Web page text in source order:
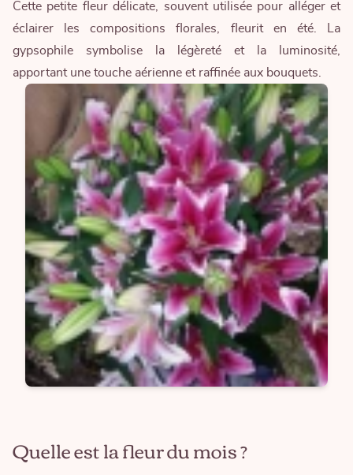
Cette petite fleur délicate, souvent utilisée pour alléger et
éclairer les compositions florales, fleurit en été. La
gypsophile symbolise la légèreté et la luminosité,
apportant une touche aérienne et raffinée aux bouquets.
Quelle est la fleur du mois ?